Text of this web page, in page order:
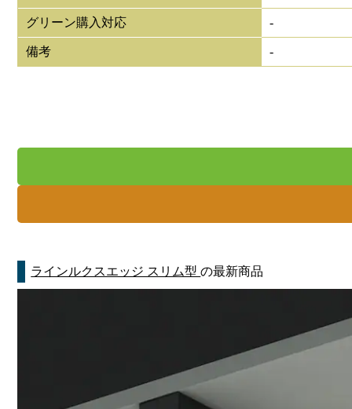
グリーン購入対応 -
備考 -
ラインルクスエッジ スリム型の最新商品